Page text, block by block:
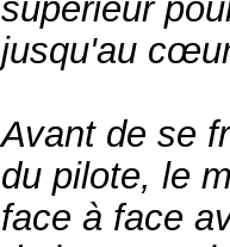
supérieur
jusqu'au
Avant de se
du pilote, le
face à face